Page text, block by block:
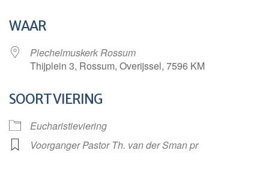
WAAR
Plechelmuskerk Rossum
Thijplein 3, Rossum, Overijssel, 7596 KM
SOORT VIERING
Eucharistieviering
Voorganger Pastor Th. van der Sman pr